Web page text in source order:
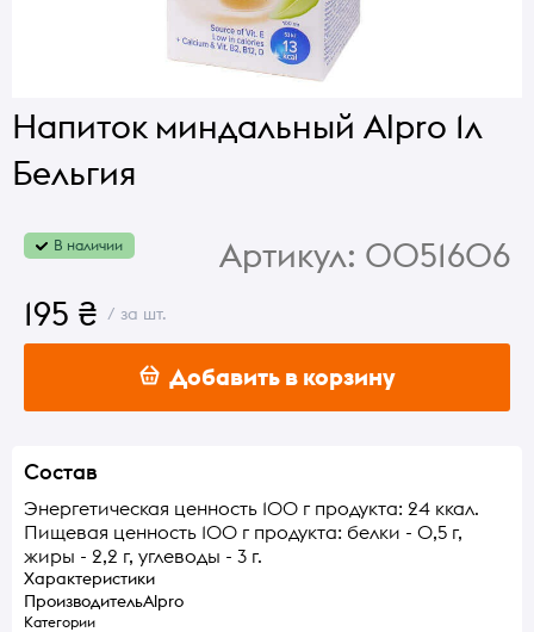
Напиток миндальный Alpro 1л
Бельгия
В наличии Артикул: 0051606
195 ₴ / за шт.
Добавить в корзину
Состав
Энергетическая ценность 100 г продукта: 24 ккал.
Пищевая ценность 100 г продукта: белки - 0,5 г,
жиры - 2,2 г, углеводы - 3 г.
Характеристики
ПроизводительAlpro
Категории